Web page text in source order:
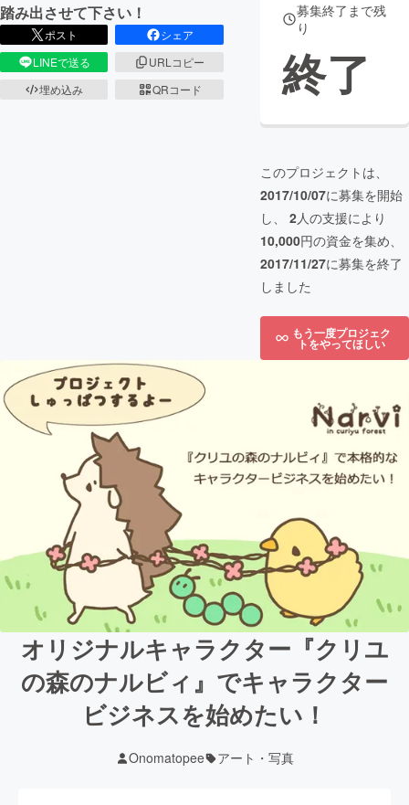
踏み出させて下さい！
ポスト
シェア
LINEで送る
URLコピー
埋め込み
QRコード
募集終了まで残
り
終了
このプロジェクトは、
2017/10/07に募集を開始
し、 2人の支援により
10,000円の資金を集め、
2017/11/27に募集を終了
しました
もう一度プロジェク
トをやってほしい
オリジナルキャラクター『クリユ
の森のナルビィ』でキャラクター
ビジネスを始めたい！
Onomatopee アート・写真